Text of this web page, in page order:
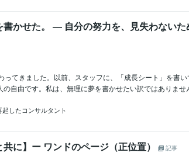
書かせた。 ― 自分の努力を、見失わないた
てきました。以前、スタッフに、「成長シート」を書い
自由です。私は、無理に夢を書かせたい訳ではありませ
したコンサルタント
に】ー ワンドのページ（正位置）
記事